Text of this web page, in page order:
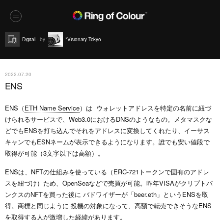
Digital *Visionary Tokyo
2022.07.20
ENS
ENS（ETH Name Service）は ウォレットアドレスを特定の名前に紐づ
けられるサービスで、Web3.0におけるDNSのようなもの。メタマスクな
どでもENSを打ち込んでそれをアドレスに変換してくれたり、イーサス
キャンでもESNネームが表示できるようになります。誰でも安い値段で
取得が可能（3文字以下は高額）。
ENSは、NFTの仕組みを使っている（ERC-721トークンで固有のアドレ
スを紐づけ）ため、OpenSeaなどで売買が可能。昨年VISAがクリプトパ
ンクスのNFTを買った後に バドワイザーが「beer.eth」というENSを取
得。商標と同じように 投機の対象になって、高額で転売できそうなENS
を取得する人が激増した経緯があります。